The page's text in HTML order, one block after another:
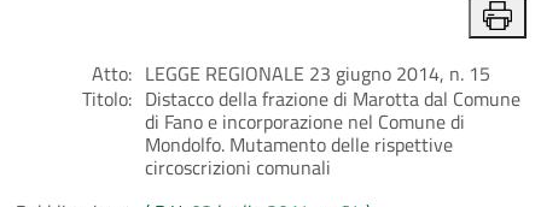
Atto: LEGGE REGIONALE 23 giugno 2014, n. 15
Titolo: Distacco della frazione di Marotta dal Comune
di Fano e incorporazione nel Comune di
Mondolfo. Mutamento delle rispettive
circoscrizioni comunali